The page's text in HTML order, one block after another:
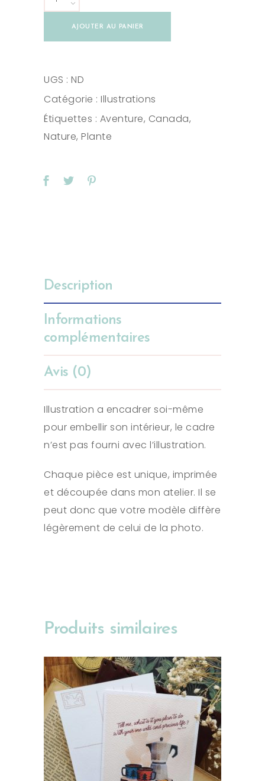
Dans
quantity
AJOUTER AU PANIER
UGS :ND
Catégorie :Illustrations
Étiquettes : Aventure, Canada,
Nature,Plante
Description
Informations
complémentaires
Avis (0)
Illustration a encadrer soi-même
pour embellir son intérieur, le cadre
n’est pas fourni avec l’illustration.
Chaque pièce est unique, imprimée
et découpée dans mon atelier. Il se
peut donc que votre modèle diffère
légèrement de celui de la photo.
Produits similaires
AJOUTER AU PANIER